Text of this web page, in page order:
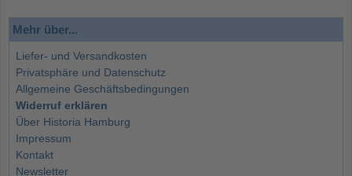
Mehr über...
Liefer- und Versandkosten
Privatsphäre und Datenschutz
Allgemeine Geschäftsbedingungen
Widerruf erklären
Über Historia Hamburg
Impressum
Kontakt
Newsletter